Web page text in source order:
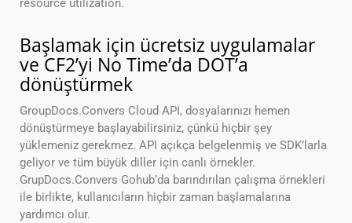
resource utilization.
Başlamak için ücretsiz uygulamalar
ve CF2’yi No Time’da DOT’a
dönüştürmek
GroupDocs.Convers Cloud API, dosyalarınızı hemen
dönüştürmeye başlayabilirsiniz, çünkü hiçbir şey
yüklemeniz gerekmez. API açıkça belgelenmiş ve SDK’larla
geliyor ve tüm büyük diller için canlı örnekler.
GrupDocs.Convers Gohub’da barındırılan çalışma örnekleri
ile birlikte, kullanıcıların hiçbir zaman başlamalarına
yardımcı olur.